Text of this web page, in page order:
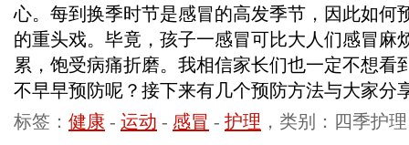
心。每到换季时节是感冒的高发季节，因此如何
的重头戏。毕竟，孩子一感冒可比大人们感冒麻
累，饱受病痛折磨。我相信家长们也一定不想看
不早早预防呢？接下来有几个预防方法与大家分
标签： 健康 - 运动 - 感冒 - 护理 ，类别：四季护理